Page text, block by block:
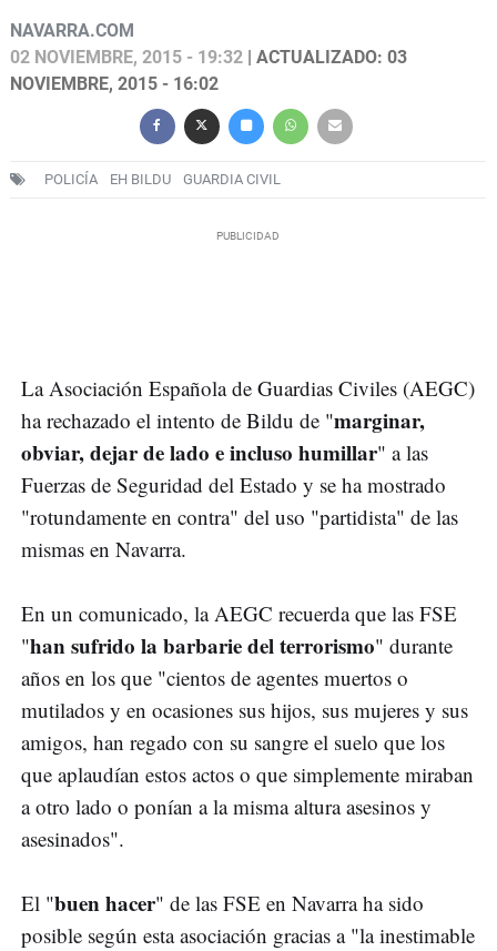
NAVARRA.COM
02 NOVIEMBRE, 2015 - 19:32 | ACTUALIZADO: 03
NOVIEMBRE, 2015 - 16:02
POLICÍA EH BILDU GUARDIA CIVIL
La Asociación Española de Guardias Civiles (AEGC)
ha rechazado el intento de Bildu de "marginar,
obviar, dejar de lado e incluso humillar" a las
Fuerzas de Seguridad del Estado y se ha mostrado
"rotundamente en contra" del uso "partidista" de las
mismas en Navarra.
En un comunicado, la AEGC recuerda que las FSE
"han sufrido la barbarie del terrorismo" durante
años en los que "cientos de agentes muertos o
mutilados y en ocasiones sus hijos, sus mujeres y sus
amigos, han regado con su sangre el suelo que los
que aplaudían estos actos o que simplemente miraban
a otro lado o ponían a la misma altura asesinos y
asesinados".
El "buen hacer" de las FSE en Navarra ha sido
posible según esta asociación gracias a "la inestimable